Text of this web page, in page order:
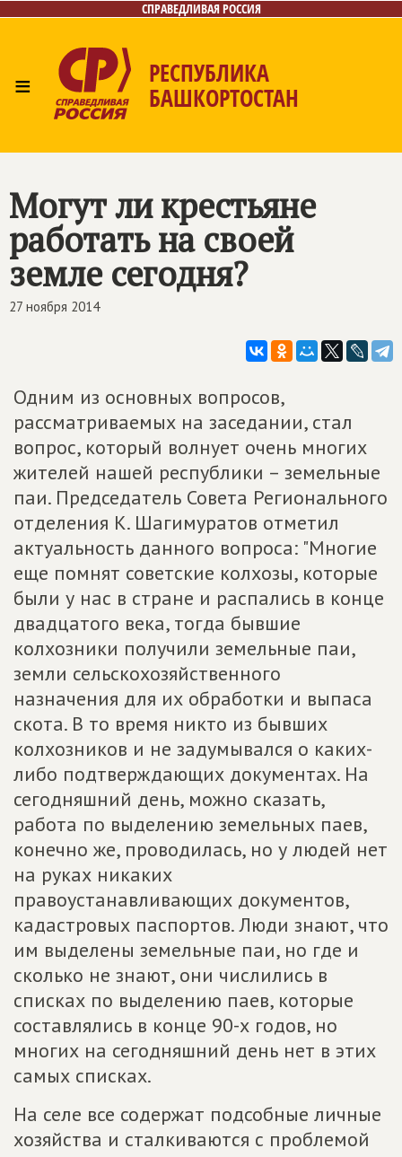
СПРАВЕДЛИВАЯ РОССИЯ
≡ РЕСПУБЛИКА
БАШКОРТОСТАН
Могут ли крестьяне
работать на своей
земле сегодня?
27 ноября 2014
Одним из основных вопросов,
рассматриваемых на заседании, стал
вопрос, который волнует очень многих
жителей нашей республики – земельные
паи. Председатель Совета Регионального
отделения К. Шагимуратов отметил
актуальность данного вопроса: "Многие
еще помнят советские колхозы, которые
были у нас в стране и распались в конце
двадцатого века, тогда бывшие
колхозники получили земельные паи,
земли сельскохозяйственного
назначения для их обработки и выпаса
скота. В то время никто из бывших
колхозников и не задумывался о каких-
либо подтверждающих документах. На
сегодняшний день, можно сказать,
работа по выделению земельных паев,
конечно же, проводилась, но у людей нет
на руках никаких
правоустанавливающих документов,
кадастровых паспортов. Люди знают, что
им выделены земельные паи, но где и
сколько не знают, они числились в
списках по выделению паев, которые
составлялись в конце 90-х годов, но
многих на сегодняшний день нет в этих
самых списках.
На селе все содержат подсобные личные
хозяйства и сталкиваются с проблемой